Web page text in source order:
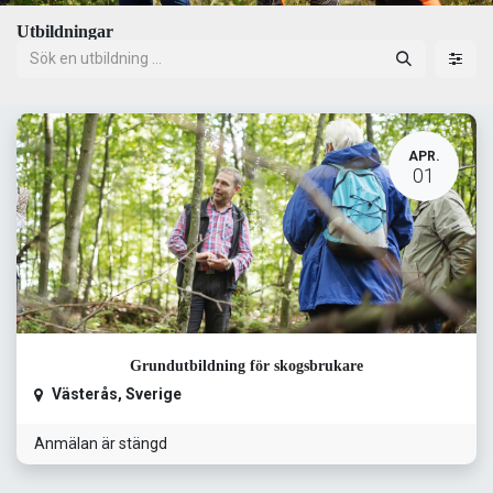
Utbildningar
APR.
01
Grundutbildning för skogsbrukare
Västerås, Sverige
Anmälan är stängd